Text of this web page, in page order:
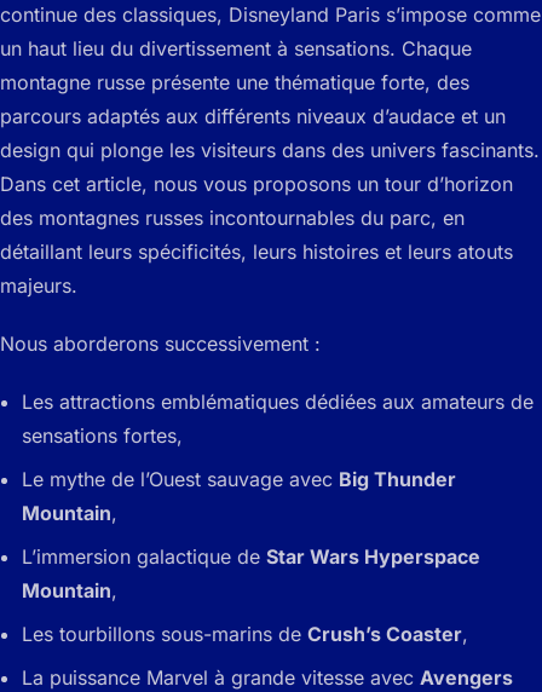
continue des classiques, Disneyland Paris s’impose comme
un haut lieu du divertissement à sensations. Chaque
montagne russe présente une thématique forte, des
parcours adaptés aux différents niveaux d’audace et un
design qui plonge les visiteurs dans des univers fascinants.
Dans cet article, nous vous proposons un tour d’horizon
des montagnes russes incontournables du parc, en
détaillant leurs spécificités, leurs histoires et leurs atouts
majeurs.
Nous aborderons successivement :
Les attractions emblématiques dédiées aux amateurs de
sensations fortes,
Le mythe de l’Ouest sauvage avec Big Thunder
Mountain,
L’immersion galactique de Star Wars Hyperspace
Mountain,
Les tourbillons sous-marins de Crush’s Coaster,
La puissance Marvel à grande vitesse avec Avengers